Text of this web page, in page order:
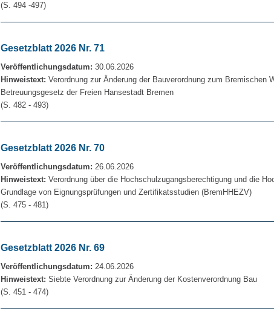
(S. 494 -497)
Gesetzblatt 2026 Nr. 71
Veröffentlichungsdatum: 30.06.2026
Hinweistext: Verordnung zur Änderung der Bauverordnung zum Bremischen
Betreuungsgesetz der Freien Hansestadt Bremen
(S. 482 - 493)
Gesetzblatt 2026 Nr. 70
Veröffentlichungsdatum: 26.06.2026
Hinweistext: Verordnung über die Hochschulzugangsberechtigung und die
Grundlage von Eignungsprüfungen und Zertifikatsstudien (BremHHEZV)
(S. 475 - 481)
Gesetzblatt 2026 Nr. 69
Veröffentlichungsdatum: 24.06.2026
Hinweistext: Siebte Verordnung zur Änderung der Kostenverordnung Bau
(S. 451 - 474)